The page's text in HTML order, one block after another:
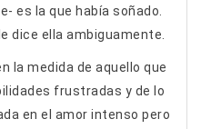
es la que había soñado.
dice ella ambiguamente.
la medida de aquello que
frustradas y de lo
en el amor intenso pero